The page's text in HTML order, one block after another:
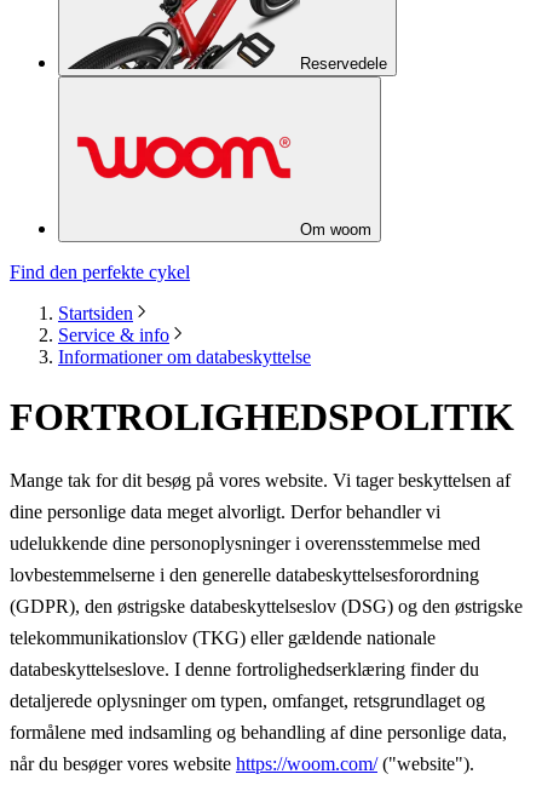
Reservedele
Om woom
Find den perfekte cykel
Startsiden
Service & info
Informationer om databeskyttelse
FORTROLIGHEDSPOLITIK
Mange tak for dit besøg på vores website. Vi tager beskyttelsen af
dine personlige data meget alvorligt. Derfor behandler vi
udelukkende dine personoplysninger i overensstemmelse med
lovbestemmelserne i den generelle databeskyttelsesforordning
(GDPR), den østrigske databeskyttelseslov (DSG) og den østrigske
telekommunikationslov (TKG) eller gældende nationale
databeskyttelseslove. I denne fortrolighedserklæring finder du
detaljerede oplysninger om typen, omfanget, retsgrundlaget og
formålene med indsamling og behandling af dine personlige data,
når du besøger vores website https://woom.com/("website").